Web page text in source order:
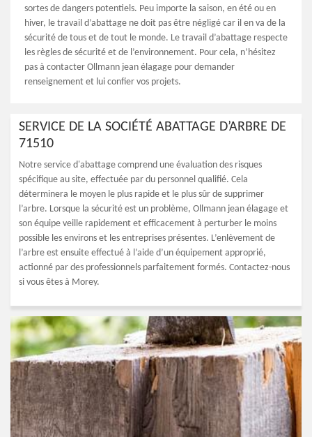
sortes de dangers potentiels. Peu importe la saison, en été ou en
hiver, le travail d’abattage ne doit pas être négligé car il en va de la
sécurité de tous et de tout le monde. Le travail d’abattage respecte
les règles de sécurité et de l’environnement. Pour cela, n’hésitez
pas à contacter Ollmann jean élagage pour demander
renseignement et lui confier vos projets.
SERVICE DE LA SOCIÉTÉ ABATTAGE D’ARBRE DE
71510
Notre service d'abattage comprend une évaluation des risques
spécifique au site, effectuée par du personnel qualifié. Cela
déterminera le moyen le plus rapide et le plus sûr de supprimer
l’arbre. Lorsque la sécurité est un problème, Ollmann jean élagage et
son équipe veille rapidement et efficacement à perturber le moins
possible les environs et les entreprises présentes. L’enlèvement de
l’arbre est ensuite effectué à l’aide d’un équipement approprié,
actionné par des professionnels parfaitement formés. Contactez-nous
si vous êtes à Morey.